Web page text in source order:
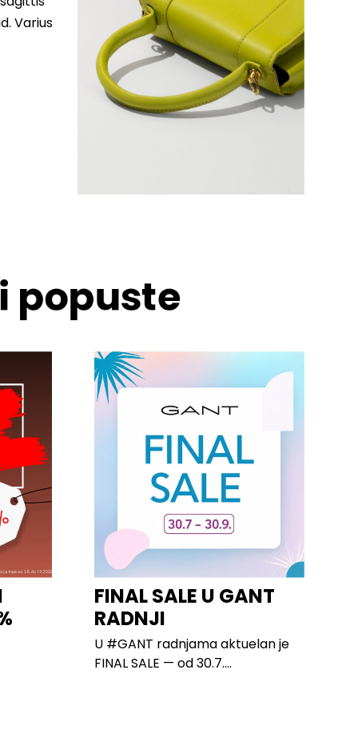
Varius
popuste
FINAL SALE U GANT
RADNJI
U #GANT radnjama aktuelan je
FINAL SALE — od 30.7....